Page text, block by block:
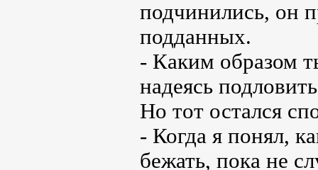
подчинились, он
подданных.
- Каким образом
надеясь
Но тот остался
- Когда я понял,
бежать, пока не